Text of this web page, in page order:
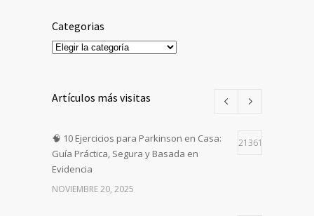
Categorias
Categorias
Artículos más visitas
🧠 10 Ejercicios para Parkinson en Casa:
Guía Práctica, Segura y Basada en
Evidencia
21361
NOVIEMBRE 20, 2025